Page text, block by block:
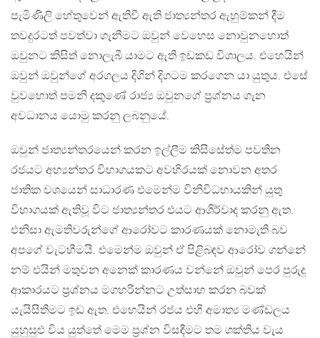
පැමිණිලි හේතුවෙන් ඇතිවී ඇති ජාත්‍යන්තර ඇහුම්කන් දීම
තවදුරටත් පවත්වා ගැනීමට ඔවුන් වෙහෙස නොවුනහොත්
ඔවුනට කිසිත් නොලැබී යාමට ඇති ඉඩකඩ විශාලය. එහෙයින්
ඔවුන් ඔවුන්ගේ අරගලය දිගින් දිගටම කරගෙන යා යුතුය. එසේ
වුවහොත් පමනි දකුණේ රාජ්‍ය ඔවුනගේ ප්‍රශ්නය ගැන
අවධානය යොමු කරනු ලබනුයේ.
ඔවුන් ජාත්‍යන්තරයෙන් කරන ඉල්ලීම කිසිසේත්ම පවතින
රජයට අභ්‍යන්තර විභාගයකට අවහිරයක් නොවන අතර
ජාතික වශයෙන් සාධාරණ එමෙන්ම විනිවිධභායකින් යුතු
විභාගයක් ඇතිවූ විට ජාත්‍යන්තර එයට ආශිර්වාද කරනු ඇත.
එනිසා ඇමතිවරුන්ගේ ආරෝවට කාරණයක් නොමැති බව
අපගේ වැටහීමයි. එමෙන්ම ඔවුන් ඒ පිළිබඳව ආරෝව ගන්නේ
නම් එයින් මතුවන අනෙක් කාරණය වන්නේ ඔවුන් පෙර පුරුදු
ආකාරයට ප්‍රශ්නය මගහරින්නට උත්සාහ කරන බවක්
යැයිසිතීමට ඉඩ ඇත. එහෙයින් රජය එහි අමාත්‍ය මණ්ඩලය
යුහුසුළු විය යුත්තේ මෙම ප්‍රශ්න විසඳීමට තම ශක්තිය වැය